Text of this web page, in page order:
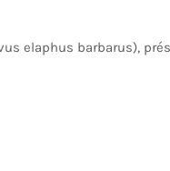
elaphus barbarus),